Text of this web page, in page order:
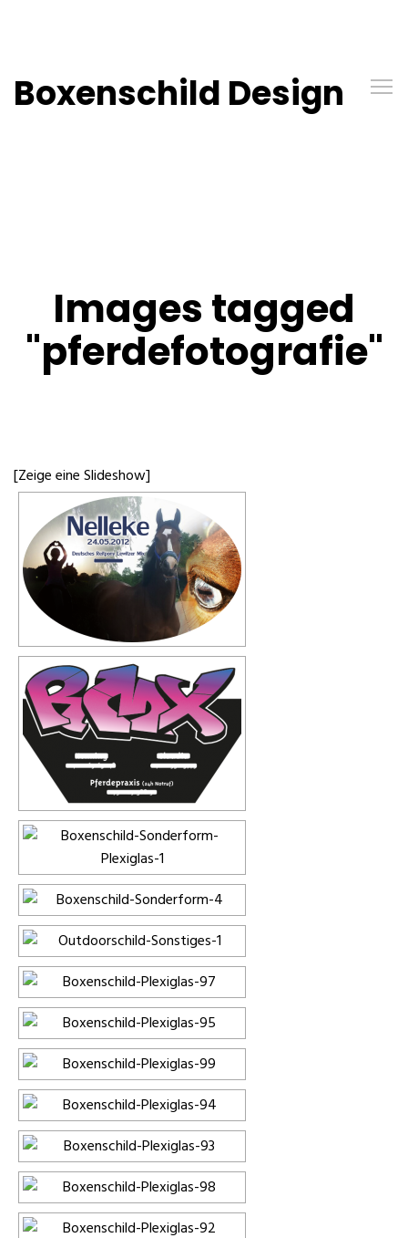
Boxenschild Design
Images tagged
"pferdefotografie"
[Zeige eine Slideshow]